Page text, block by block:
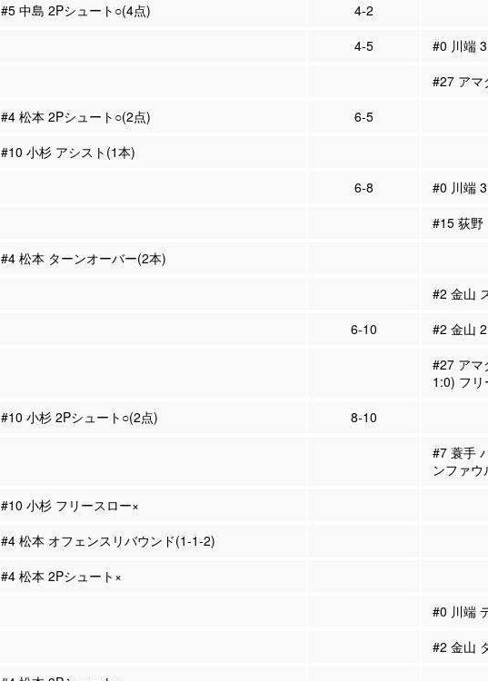
#5 中島 2Pシュート○(4点)
4-2
4-5
#0 川端
#27 アマ
#4 松本 2Pシュート○(2点)
6-5
#10 小杉 アシスト(1本)
6-8
#0 川端
#15 荻野
#4 松本 ターンオーバー(2本)
#2 金山
6-10 #2 金山
#27 アマ
1:0) フ
#10 小杉 2Pシュート○(2点) 8-10
#7 蓑手
ンファ
#10 小杉 フリースロー×
#4 松本 オフェンスリバウンド(1-1-2)
#4 松本 2Pシュート×
#0 川端
#2 金山